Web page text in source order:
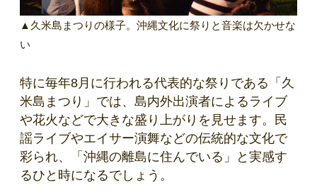
▲久米島まつりの様子。沖縄文化に祭りと音楽は欠かせな
い
特に毎年8月に行われる代表的な祭りである「久
米島まつり」では、島内外出演者によるライブ
や花火などで大きな盛り上がりを見せます。民
謡ライブやエイサー演舞などの伝統的な文化で
彩られ、「沖縄の離島に住んでいる」と実感す
るひと時になるでしょう。